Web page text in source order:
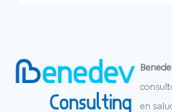
en